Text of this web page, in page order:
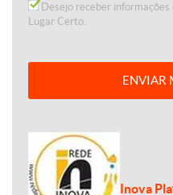
Desejo receber
Lugar Certo.
ENVIAR
Inova